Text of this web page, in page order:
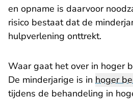
en opname is daarvoor
risico bestaat dat de
hulpverlening onttrekt.
Waar gaat het over in hoger
De minderjarige is in hoger
tijdens de behandeling in